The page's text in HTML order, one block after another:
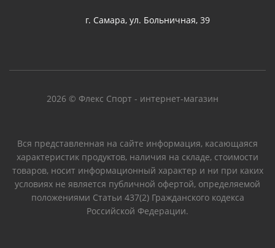
г. Самара, ул. Больничная, 39
2026 © Флекс Спорт - интернет-магазин
Вся представленная на сайте информация, касающаяся
характеристик продуктов, наличия на складе, стоимости
товаров, носит информационный характер и ни при каких
условиях не является публичной офертой, определяемой
положениями Статьи 437(2) Гражданского кодекса
Российской Федерации.